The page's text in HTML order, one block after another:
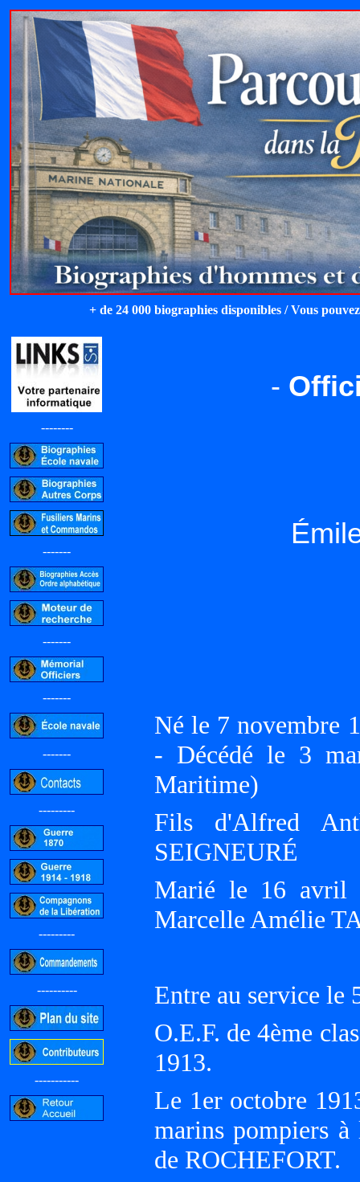
+ de 24 000 biographies disponibles / Vous
--------
-------
-------
-------
-------
---------
---------
----------
-----------
-
Né le 7 novembre
- Décédé le 3
Maritime)
Fils d'Alfred
SEIGNEURÉ
Marié le 16 avril
Marcelle Amélie
Entre au service le
O.E.F. de 4ème
1913.
Le 1er octobre
marins pompiers
de ROCHEFORT.